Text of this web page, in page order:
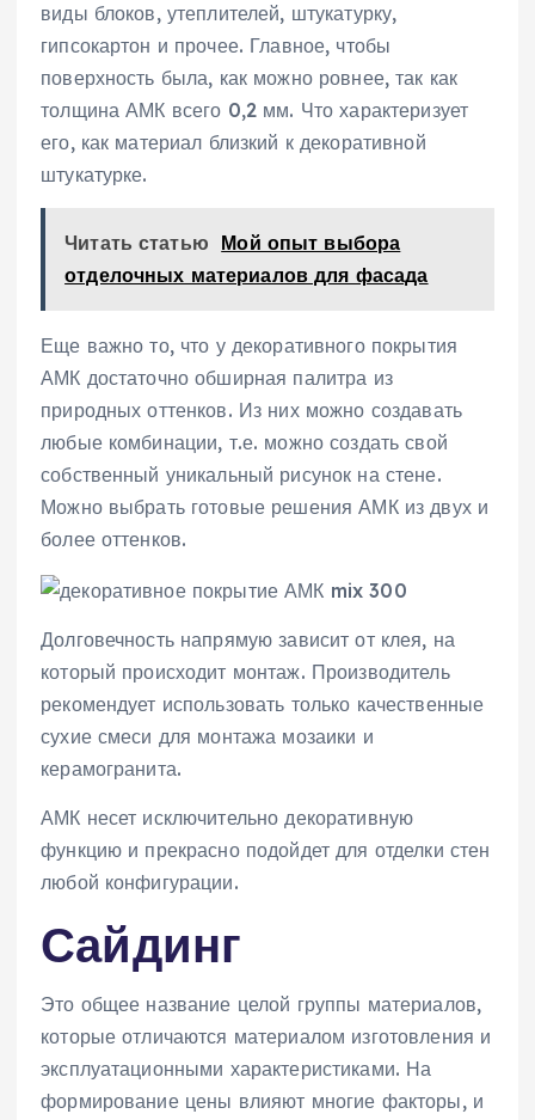
виды блоков, утеплителей, штукатурку,
гипсокартон и прочее. Главное, чтобы
поверхность была, как можно ровнее, так как
толщина АМК всего 0,2 мм. Что характеризует
его, как материал близкий к декоративной
штукатурке.
Читать статью Мой опыт выбора
отделочных материалов для фасада
Еще важно то, что у декоративного покрытия
АМК достаточно обширная палитра из
природных оттенков. Из них можно создавать
любые комбинации, т.е. можно создать свой
собственный уникальный рисунок на стене.
Можно выбрать готовые решения АМК из двух и
более оттенков.
Долговечность напрямую зависит от клея, на
который происходит монтаж. Производитель
рекомендует использовать только качественные
сухие смеси для монтажа мозаики и
керамогранита.
АМК несет исключительно декоративную
функцию и прекрасно подойдет для отделки стен
любой конфигурации.
Сайдинг
Это общее название целой группы материалов,
которые отличаются материалом изготовления и
эксплуатационными характеристиками. На
формирование цены влияют многие факторы, и